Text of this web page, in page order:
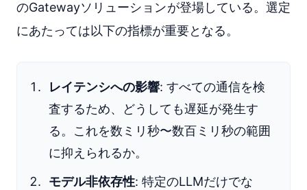
のGatewayソリューションが登場している。選定
にあたっては以下の指標が重要となる。
レイテンシへの影響: すべての通信を検
査するため、どうしても遅延が発生す
る。これを数ミリ秒〜数百ミリ秒の範囲
に抑えられるか。
モデル非依存性: 特定のLLMだけでな